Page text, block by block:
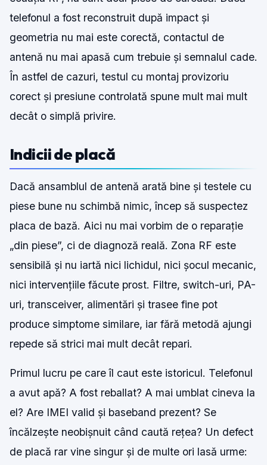
telefonul a fost reconstruit după impact și
geometria nu mai este corectă, contactul de
antenă nu mai apasă cum trebuie și semnalul cade.
În astfel de cazuri, testul cu montaj provizoriu
corect și presiune controlată spune mult mai mult
decât o simplă privire.
Indicii de placă
Dacă ansamblul de antenă arată bine și testele cu
piese bune nu schimbă nimic, încep să suspectez
placa de bază. Aici nu mai vorbim de o reparație
„din piese”, ci de diagnoză reală. Zona RF este
sensibilă și nu iartă nici lichidul, nici șocul mecanic,
nici intervențiile făcute prost. Filtre, switch-uri, PA-
uri, transceiver, alimentări și trasee fine pot
produce simptome similare, iar fără metodă ajungi
repede să strici mai mult decât repari.
Primul lucru pe care îl caut este istoricul. Telefonul
a avut apă? A fost reballat? A mai umblat cineva la
el? Are IMEI valid și baseband prezent? Se
încălzește neobișnuit când caută rețea? Un defect
de placă rar vine singur și de multe ori lasă urme: